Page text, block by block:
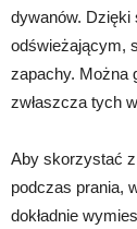
dywanów. Dzięki
odświeżającym,
zapachy. Można
zwłaszcza tych
Aby skorzystać z
podczas prania,
dokładnie